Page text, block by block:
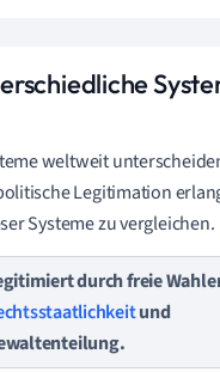
weltweit
Legitimation
Systeme zu vergleichen.
durch freie
und